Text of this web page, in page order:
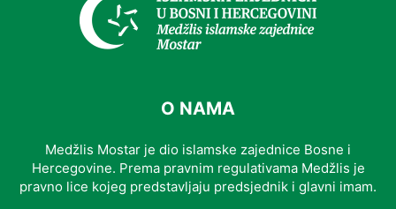
O NAMA
Medžlis Mostar je dio islamske zajednice Bosne i
Hercegovine. Prema pravnim regulativama Medžlis je
pravno lice kojeg predstavljaju predsjednik i glavni imam.